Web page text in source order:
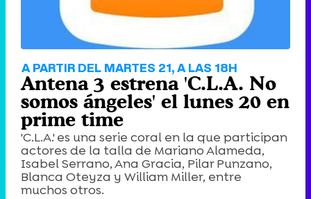
A PARTIR DEL MARTES 21, A LAS 18H
Antena 3 estrena 'C.L.A. No
somos ángeles' el lunes 20 en
prime time
'C.L.A.' es una serie coral en la que participan
actores de la talla de Mariano Alameda,
Isabel Serrano, Ana Gracia, Pilar Punzano,
Blanca Oteyza y William Miller, entre
muchos otros.